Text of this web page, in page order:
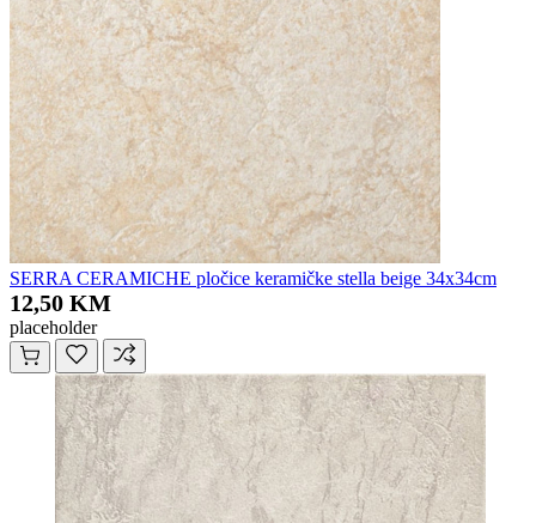
SERRA CERAMICHE pločice keramičke stella beige 34x34cm
12,50 KM
placeholder